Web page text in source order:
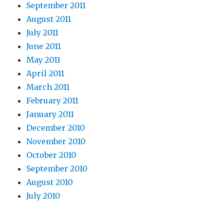
September 2011
August 2011
July 2011
June 2011
May 2011
April 2011
March 2011
February 2011
January 2011
December 2010
November 2010
October 2010
September 2010
August 2010
July 2010